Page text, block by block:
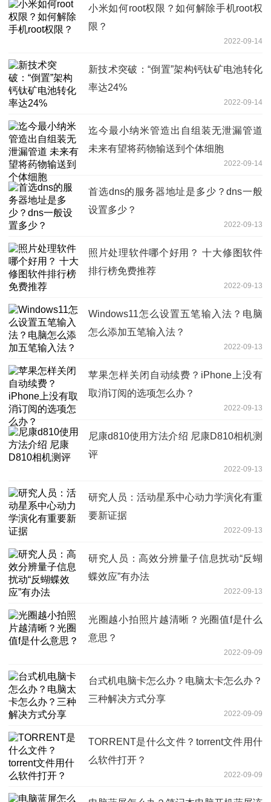
小米如何root权限？如何解除手机root权
限？
2022-09-14
新技术突破：“倒置”架构钙钛矿电池转化
率达24%
2022-09-14
迄今最小纳米管造出自组装无泄漏管道
未来有望将药物输送到个体细胞
2022-09-14
首选dns的服务器地址是多少？dns一般
设置多少？
2022-09-13
照片处理软件哪个好用？ 十大修图软件
排行榜免费推荐
2022-09-13
Windows11怎么设置五笔输入法？电脑
怎么添加五笔输入法？
2022-09-13
苹果怎样关闭自动续费？iPhone上没有
取消订阅的选项怎么办？
2022-09-13
尼康d810使用方法介绍 尼康D810相机测
评
2022-09-13
研究人员：活动星系中心动力学演化有重
要新证据
2022-09-13
研究人员：高效分辨量子信息扰动“反蝴
蝶效应”有办法
2022-09-13
光圈越小拍照片越清晰？光圈值f是什么
意思？
2022-09-09
台式机电脑卡怎么办？电脑太卡怎么办？
三种解决方式分享
2022-09-09
TORRENT是什么文件？torrent文件用什
么软件打开？
2022-09-09